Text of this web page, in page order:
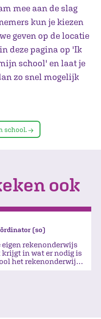
mee aan de slag
kun je kiezen
geven op de locatie
deze pagina op 'Ik
school' en laat je
zo snel mogelijk
school.
ook
(so)
eigen rekenonderwijs
in wat er nodig is
het rekenonderwijs